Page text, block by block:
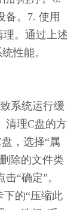
备。7. 使用
理。通过上述
性能。
系统运行缓
清理C盘的方
，选择“属
除的文件类
“确定”。
下的“压缩此